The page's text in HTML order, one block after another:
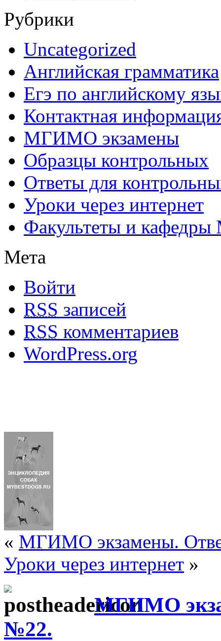
Рубрики
Uncategorized
Английская грамматика
Егэ по английскому
Контактная
МГИМО экзамены
Образцы контрольных
Ответы для
Уроки через интернет
Факультеты и
Мета
Войти
RSS записей
RSS комментариев
WordPress.org
« МГИМО экзамены.
Уроки через интернет »
МГИМО
№22.